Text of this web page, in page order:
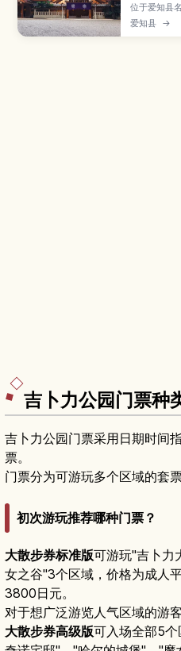
位于爱知县
之一「草薙
茂、气氛庄
爱知县 →
吉卜力公园门票种
吉卜力公园门票采用日期时间
票。
门票分为可游玩多个区域的套
初次游玩推荐哪种门票？
大散步券标准版可游玩"吉卜力
女之谷"3个区域，价格为成人
3800日元。
对于想广泛游览人气区域的游
大散步券高级版可入场全部5